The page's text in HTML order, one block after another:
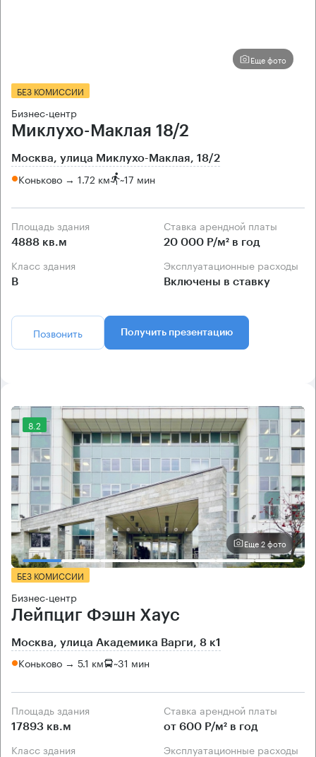
Еще фото
БЕЗ КОМИССИИ
Бизнес-центр
Миклухо-Маклая 18/2
Москва, улица Миклухо-Маклая, 18/2
Коньково → 1.72 км ~17 мин
Площадь здания
4888 кв.м
Ставка арендной платы
20 000 Р/м² в год
Класс здания
B
Эксплуатационные расходы
Включены в ставку
Позвонить Получить презентацию
8.2
Еще 2 фото
БЕЗ КОМИССИИ
Бизнес-центр
Лейпциг Фэшн Хаус
Москва, улица Академика Варги, 8 к1
Коньково → 5.1 км ~31 мин
Площадь здания
17893 кв.м
Ставка арендной платы
от 600 Р/м² в год
Класс здания Эксплуатационные расходы